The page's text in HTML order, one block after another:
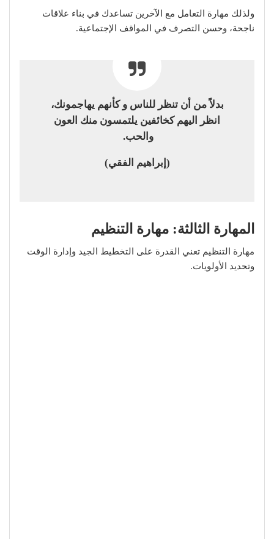
ولذلك مهارة التعامل مع الآخرين تساعدك في بناء علاقات
ناجحة، وحسن التصرف في المواقف الإجتماعية.
بدلاً من أن تنظر للناس و كأنهم يهاجمونك،
انظر اليهم كخائفين يلتمسون منك العون
والحب.
(إبراهيم الفقي)
المهارة الثالثة: مهارة التنظيم
مهارة التنظيم تعني القدرة على التخطيط الجيد وإدارة الوقت
وتحديد الأولويات.